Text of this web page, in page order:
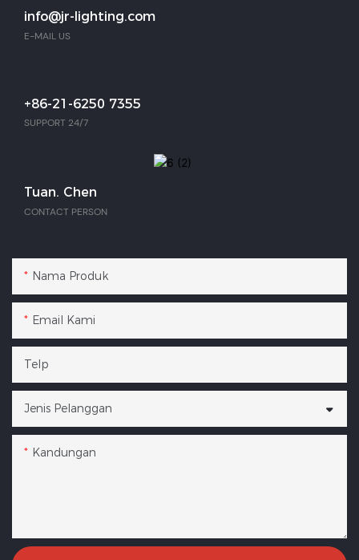
info@jr-lighting.com
E-MAIL US
+86-21-6250 7355
SUPPORT 24/7
Tuan. Chen
CONTACT PERSON
Nama Produk
Email Kami
Telp
Jenis Pelanggan
Kandungan